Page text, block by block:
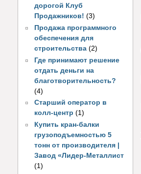
дорогой Клуб
Продажников! (3)
Продажа программного
обеспечения для
строительства (2)
Где принимают решение
отдать деньги на
благотворительность?
(4)
Старший оператор в
колл-центр (1)
Купить кран-балки
грузоподъемностью 5
тонн от производителя |
Завод «Лидер-Металлист
(1)